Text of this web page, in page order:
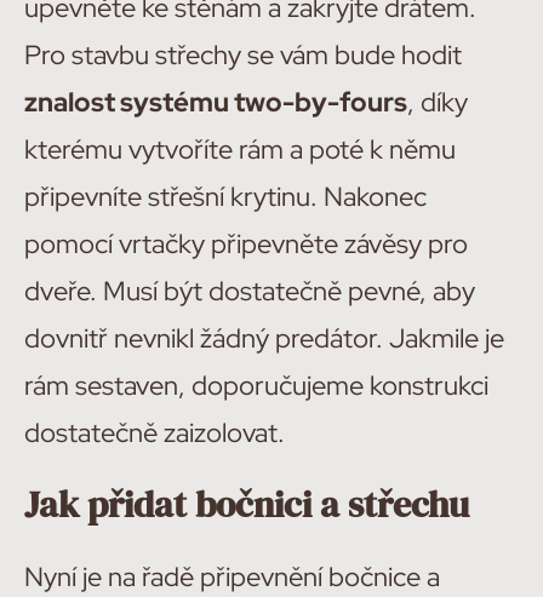
upevněte ke stěnám a zakryjte drátem.
Pro stavbu střechy se vám bude hodit
znalost systému two-by-fours, díky
kterému vytvoříte rám a poté k němu
připevníte střešní krytinu. Nakonec
pomocí vrtačky připevněte závěsy pro
dveře. Musí být dostatečně pevné, aby
dovnitř nevnikl žádný predátor. Jakmile je
rám sestaven, doporučujeme konstrukci
dostatečně zaizolovat.
Jak přidat bočnici a střechu
Nyní je na řadě připevnění bočnice a